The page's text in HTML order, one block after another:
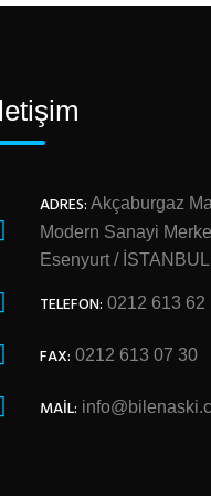
ADRES: Akçaburgaz
Modern Sanayi
Esenyurt / İSTANBUL
TELEFON: 0212 613 62
FAX: 0212 613 07 30
MAIL: